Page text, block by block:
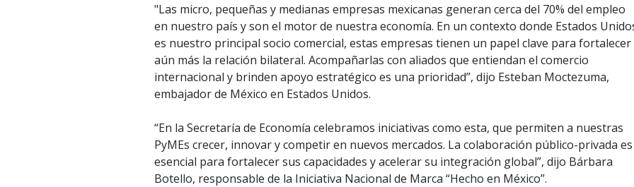
"Las micro, pequeñas y medianas empresas mexicanas generan cerca del 70% del empleo
en nuestro país y son el motor de nuestra economía. En un contexto donde Estados
es nuestro principal socio comercial, estas empresas tienen un papel clave para fortalecer
aún más la relación bilateral. Acompañarlas con aliados que entiendan el comercio
internacional y brinden apoyo estratégico es una prioridad”, dijo Esteban Moctezuma,
embajador de México en Estados Unidos.
“En la Secretaría de Economía celebramos iniciativas como esta, que permiten a nuestras
PyMEs crecer, innovar y competir en nuevos mercados. La colaboración público-privada es
esencial para fortalecer sus capacidades y acelerar su integración global”, dijo Bárbara
Botello, responsable de la Iniciativa Nacional de Marca “Hecho en México”.